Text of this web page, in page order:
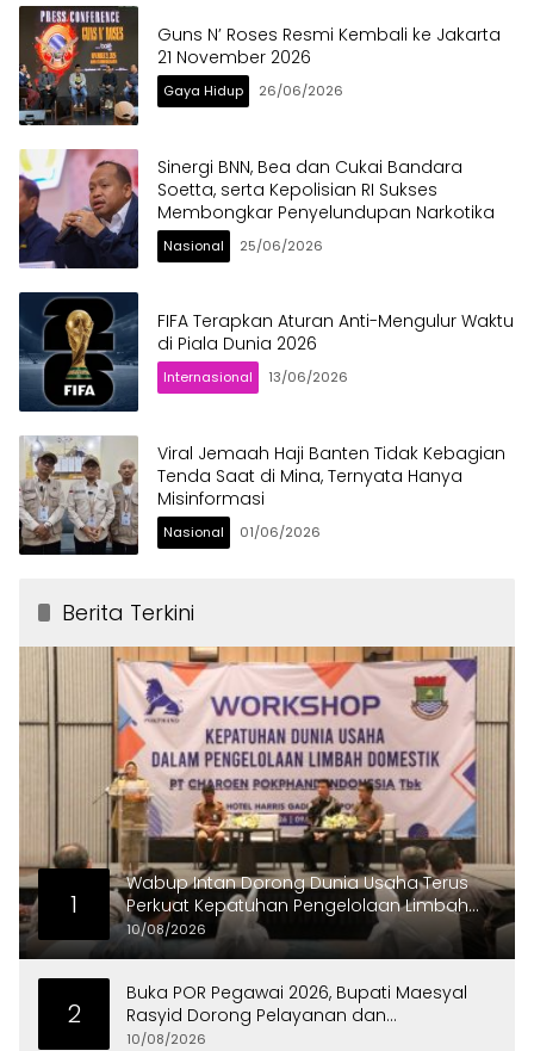
Guns N’ Roses Resmi Kembali ke Jakarta
21 November 2026
Gaya Hidup 26/06/2026
Sinergi BNN, Bea dan Cukai Bandara
Soetta, serta Kepolisian RI Sukses
Membongkar Penyelundupan Narkotika
Nasional 25/06/2026
FIFA Terapkan Aturan Anti-Mengulur Waktu
di Piala Dunia 2026
Internasional 13/06/2026
Viral Jemaah Haji Banten Tidak Kebagian
Tenda Saat di Mina, Ternyata Hanya
Misinformasi
Nasional 01/06/2026
Berita Terkini
1
Wabup Intan Dorong Dunia Usaha Terus
Perkuat Kepatuhan Pengelolaan Limbah
Domestik
10/08/2026
2
Buka POR Pegawai 2026, Bupati Maesyal
Rasyid Dorong Pelayanan dan
Kekompakan ASN
10/08/2026